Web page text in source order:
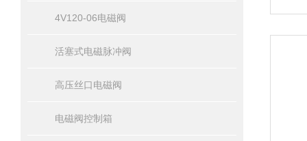
4V120-06电磁阀
活塞式电磁脉冲阀
高压丝口电磁阀
电磁阀控制箱